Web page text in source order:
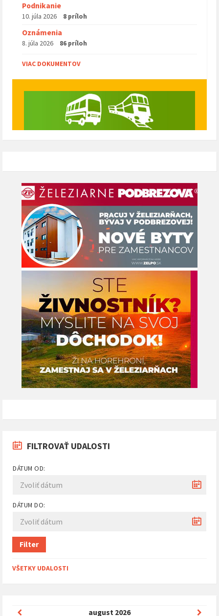
Podnikanie
10. júla 2026 8 príloh
Oznámenia
8. júla 2026 86 príloh
VIAC DOKUMENTOV
FILTROVAŤ UDALOSTI
DÁTUM OD:
DÁTUM DO:
Filter
VŠETKY UDALOSTI
august 2026
Predchádzajúci